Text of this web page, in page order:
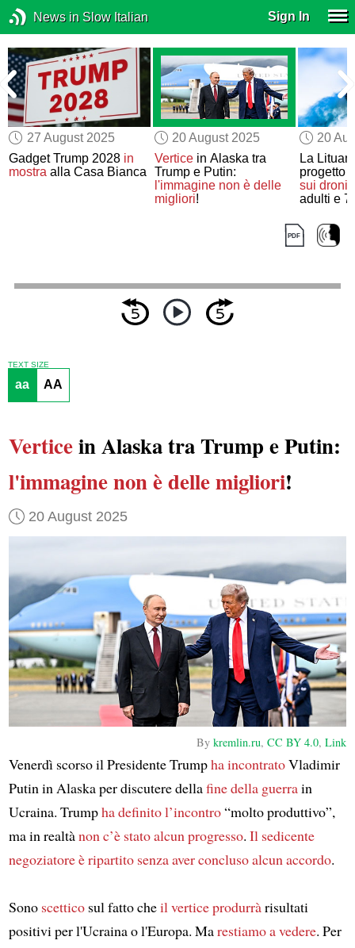
News in Slow Italian Sign In
27 August 2025
Gadget Trump 2028 in
mostra alla Casa Bianca
20 August 2025
Verticein Alaska tra
Trump e Putin:
l'immagine non è delle
migliori!
20
La
progetto
sui droni
adulti e
TEXT SIZE
aa AA
Verticein Alaska tra Trump e Putin:
l'immagine non è delle migliori!
20 August 2025
Bykremlin.ru,CC BY 4.0,Link
Venerdì scorso il Presidente Trumpha incontratoVladimir
Putin in Alaska per discutere dellafine della guerrain
Ucraina. Trumpha definito l’incontro“molto produttivo”,
ma in realtànon c’è stato alcun progresso. Il sedicente
negoziatoreè ripartito senza aver concluso alcun accordo.
Sono scetticosul fatto cheil verticeprodurràrisultati
positivi per l'Ucraina o l'Europa. Marestiamo a vedere. Per